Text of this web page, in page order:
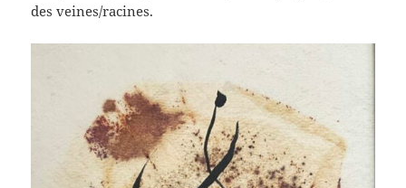
des veines/racines.